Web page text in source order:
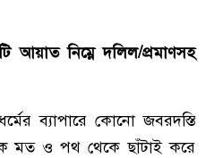
আয়াত নিম্নে দলিল/প্রমাণসহ
ব্যাপারে কোনো জবরদস্তি
মত ও পথ থেকে ছাঁটাই করে